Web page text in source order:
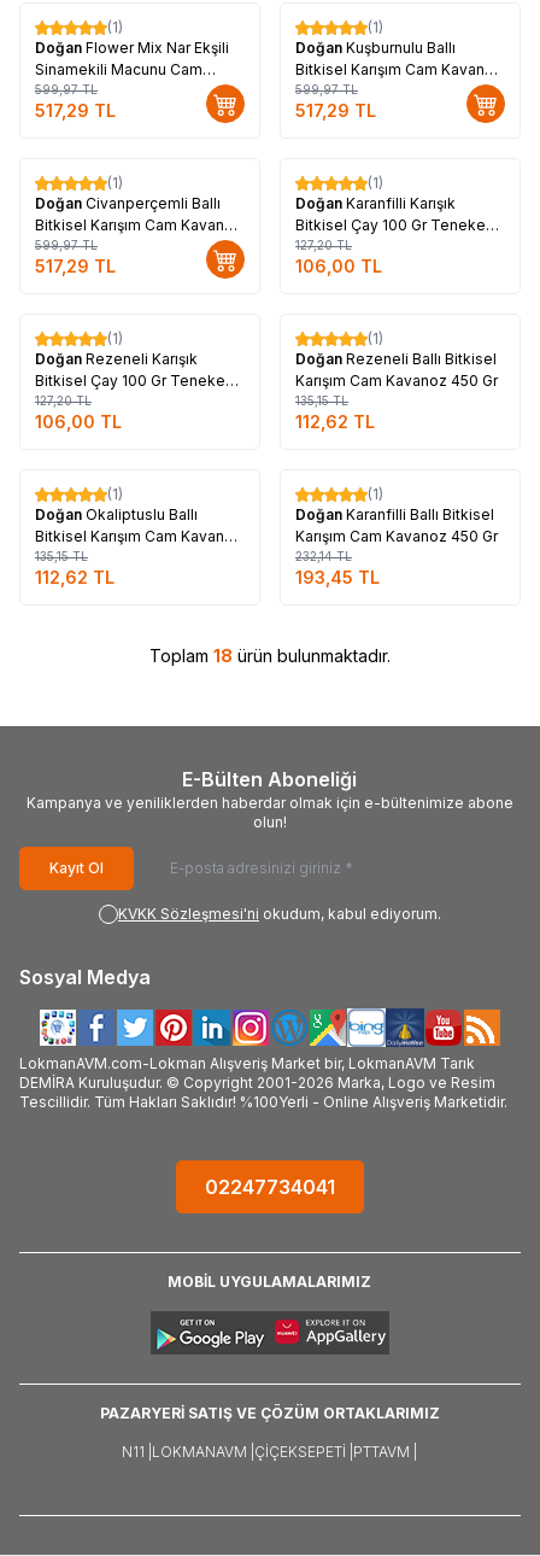
%14
(1)
Doğan Flower Mix Nar Ekşili
Sinamekili Macunu Cam
Kavanoz 450 Gr
599,97TL
517,29 TL
%14
(1)
Doğan Kuşburnulu Ballı
Bitkisel Karışım Cam Kavanoz
450 Gr
599,97TL
517,29 TL
%14
(1)
Doğan Civanperçemli Ballı
Bitkisel Karışım Cam Kavanoz
450 Gr
599,97TL
517,29 TL
%17
(1)
Doğan Karanfilli Karışık
Bitkisel Çay 100 Gr Teneke
Kutu
127,20TL
106,00 TL
%17
(1)
Doğan Rezeneli Karışık
Bitkisel Çay 100 Gr Teneke
Kutu
127,20TL
106,00 TL
%17
(1)
Doğan Rezeneli Ballı Bitkisel
Karışım Cam Kavanoz 450 Gr
135,15TL
112,62 TL
%17
(1)
Doğan Okaliptuslu Ballı
Bitkisel Karışım Cam Kavanoz
450 Gr
135,15TL
112,62 TL
%17
(1)
Doğan Karanfilli Ballı Bitkisel
Karışım Cam Kavanoz 450 Gr
232,14TL
193,45 TL
Toplam 18 ürün bulunmaktadır.
E-Bülten Aboneliği
Kampanya ve yeniliklerden haberdar olmak için e-bültenimize abone
olun!
Kayıt Ol
KVKK Sözleşmesi'ni okudum, kabul ediyorum.
Sosyal Medya
LokmanAVM.com-Lokman Alışveriş Market bir, LokmanAVM Tarık
DEMİRA Kuruluşudur. © Copyright 2001-2026 Marka, Logo ve Resim
Tescillidir. Tüm Hakları Saklıdır! %100Yerli - Online Alışveriş Marketidir.
02247734041
MOBİL UYGULAMALARIMIZ
PAZARYERİ SATIŞ VE ÇÖZÜM ORTAKLARIMIZ
N11 | LOKMANAVM | ÇIÇEKSEPETI | PTTAVM |